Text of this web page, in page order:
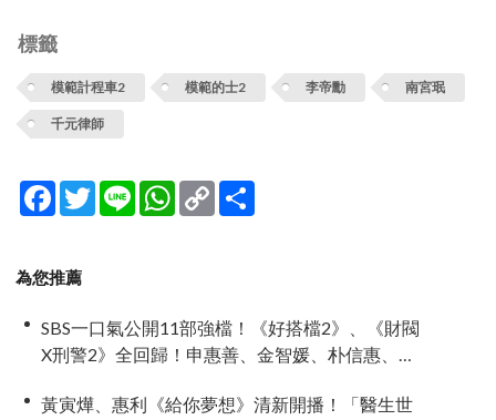
標籤
模範計程車2 模範的士2 李帝勳 南宮珉
千元律師
Facebook
TwitterLine WhatsApp
Copy
Link
為您推薦
SBS一口氣公開11部強檔！《好搭檔2》、《財閥
X刑警2》全回歸！申惠善、金智媛、朴信惠、金
黃寅燁、惠利《給你夢想》清新開播！「醫生世